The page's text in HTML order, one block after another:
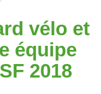
vélo et
équipe
2018